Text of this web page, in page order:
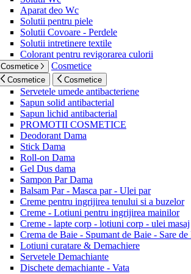
Aparat deo Wc
Solutii pentru piele
Solutii Covoare - Perdele
Solutii intretinere textile
Colorant pentru revigorarea culorii
Cosmetice Cosmetice
Cosmetice Cosmetice
Servetele umede antibacteriene
Sapun solid antibacterial
Sapun lichid antibacterial
PROMOTII COSMETICE
Deodorant Dama
Stick Dama
Roll-on Dama
Gel Dus dama
Sampon Par Dama
Balsam Par - Masca par - Ulei par
Creme pentru ingrijirea tenului si a buzelor
Creme - Lotiuni pentru ingrijirea mainilor
Creme - lapte corp - lotiuni corp - ulei masaj
Crema de Baie - Spumant de Baie - Sare de
Lotiuni curatare & Demachiere
Servetele Demachiante
Dischete demachiante - Vata